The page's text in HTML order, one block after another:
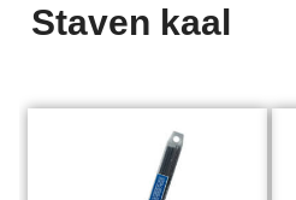
Staven kaal